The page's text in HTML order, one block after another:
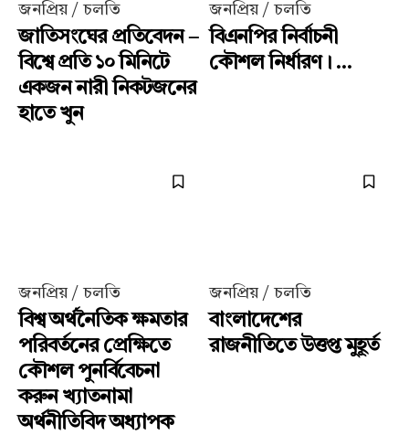
জনপ্রিয় / চলতি
জাতিসংঘের প্রতিবেদন –
বিশ্বে প্রতি ১০ মিনিটে
একজন নারী নিকটজনের
হাতে খুন
জনপ্রিয় / চলতি
বিএনপির নির্বাচনী
কৌশল নির্ধারণ। ...
জনপ্রিয় / চলতি
বিশ্ব অর্থনৈতিক ক্ষমতার
পরিবর্তনের প্রেক্ষিতে
কৌশল পুনর্বিবেচনা
করুন খ্যাতনামা
অর্থনীতিবিদ অধ্যাপক
জনপ্রিয় / চলতি
বাংলাদেশের
রাজনীতিতে উত্তপ্ত মুহূর্ত